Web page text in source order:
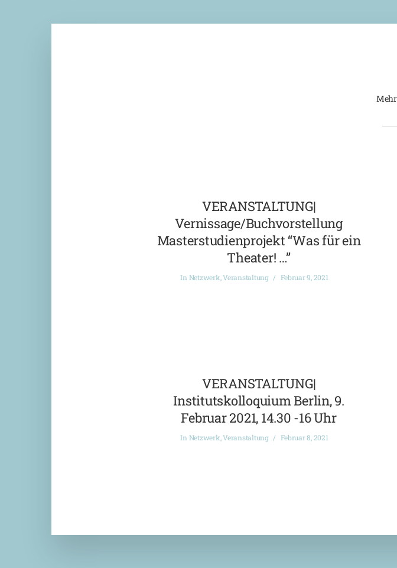
VERANSTALTUNG|
Vernissage/Buchvorstellung
Masterstudienprojekt “Was für ein
Theater! …”
InNetzwerk,Veranstaltung Februar 9, 2021
VERANSTALTUNG|
Institutskolloquium Berlin, 9.
Februar 2021, 14.30 -16 Uhr
InNetzwerk,Veranstaltung Februar 8, 2021